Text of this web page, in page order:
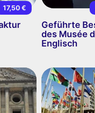
17,50 €
Geführte
des Musée
Englisch